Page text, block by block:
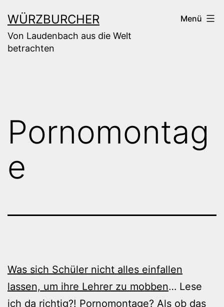
Inhalt
springen
WÜRZBURCHER
Von Laudenbach aus die Welt
betrachten
Menü
Pornomontag
e
Was sich Schüler nicht alles einfallen
lassen, um ihre Lehrer zu mobben… Lese
ich da richtig?! Pornomontage? Als ob das